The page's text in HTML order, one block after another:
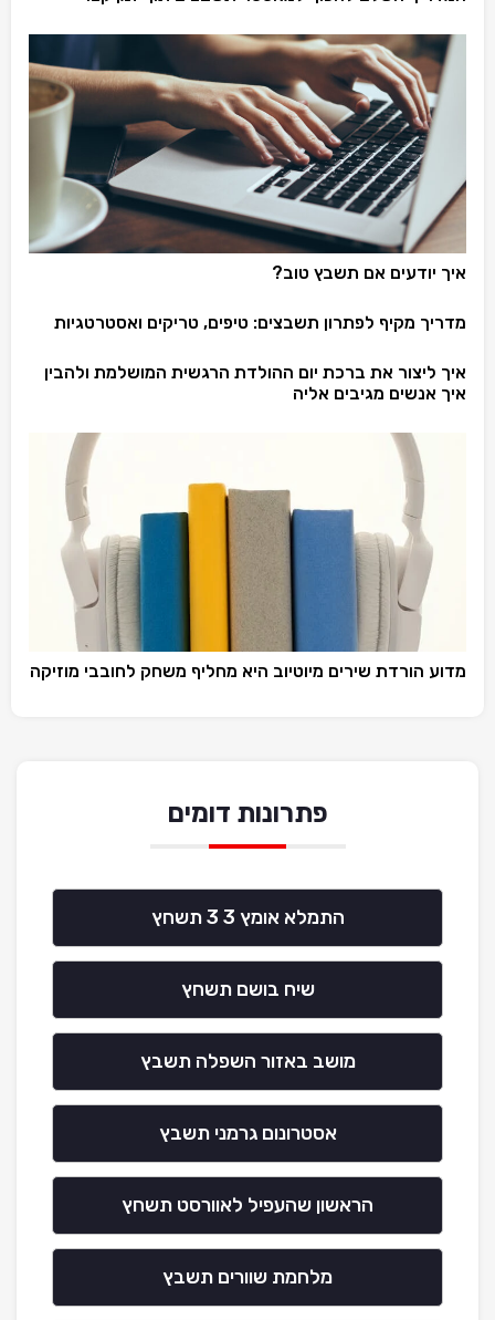
איך יודעים אם תשבץ טוב?
מדריך מקיף לפתרון תשבצים: טיפים, טריקים ואסטרטגיות
איך ליצור את ברכת יום ההולדת הרגשית המושלמת ולהבין
איך אנשים מגיבים אליה
מדוע הורדת שירים מיוטיוב היא מחליף משחק לחובבי מוזיקה
פתרונות דומים
התמלא אומץ 3 3 תשחץ
שיח בושם תשחץ
מושב באזור השפלה תשבץ
אסטרונום גרמני תשבץ
הראשון שהעפיל לאוורסט תשחץ
מלחמת שוורים תשבץ